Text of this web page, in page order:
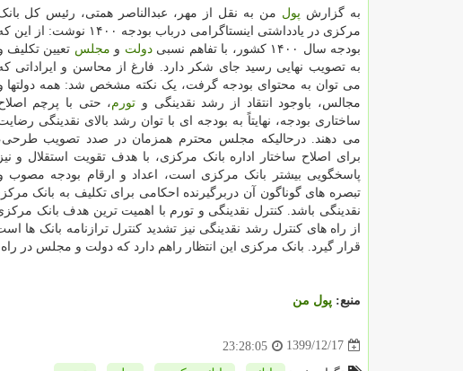
به گزارش پول من به نقل از مهر، عبدالناصر همتی، رئیس کل
مرکزی در یادداشتی اینستاگرامی درباب بودجه ۱۴۰۰ نوشت: از این
بودجه سال ۱۴۰۰ کشور، با تفاهم نسبی
دولت و مجلس تعیین تکلیف
به تصویب نهایی رسید جای شکر دارد. فارغ از محاسن و ایراداتی
می توان به محتوای بودجه گرفت، یک نکته مشخص شد: همه دولتها
مجالس، باوجود انتقاد از رشد نقدینگی و تورم، حتی با پرچم
ساختاری بودجه، نهایتاً به بودجه ای با توان رشد بالای نقدینگی
می دهند. درحالیکه مجلس محترم همزمان در صدد تصویب
برای اصلاح ساختار اداره بانک مرکزی، با هدف تقویت استقلال و نیز
پاسخگویی بیشتر بانک مرکزی است، اعداد و ارقام بودجه مصوب
تبصره های گوناگون آن دربرگیرنده احکامی برای تکلیف به بانک
نقدینگی باشد. کنترل نقدینگی و تورم با اهمیت ترین هدف بانک
از راه های کنترل رشد نقدینگی نیز تشدید کنترل ترازنامه بانک
قرار گیرد. بانک مرکزی این انتظار راهم دارد که دولت و مجلس در
منبع: پول من
1399/12/17
23:28:05